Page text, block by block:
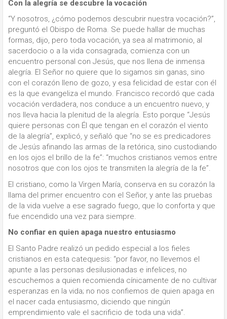
Con la alegría se descubre la vocación
“Y nosotros, ¿cómo podemos descubrir nuestra vocación?”,
preguntó el Obispo de Roma. Se puede hallar de muchas
formas, dijo, pero toda vocación, ya sea al matrimonio, al
sacerdocio o a la vida consagrada, comienza con un
encuentro personal con Jesús, que nos llena de inmensa
alegría. El Señor no quiere que lo sigamos sin ganas, sino
con el corazón lleno de gozo, y esa felicidad de estar con él
es la que evangeliza el mundo. Francisco recordó que cada
vocación verdadera, nos conduce a un encuentro nuevo, y
nos lleva hacia la plenitud de la alegría. Esto porque “Jesús
quiere personas con Él que tengan en el corazón el viento
de la alegría”, explicó, y señaló que “no se es predicadores
de Jesús afinando las armas de la retórica, sino custodiando
en los ojos el brillo de la fe”: “muchos cristianos vemos entre
nosotros que con los ojos te transmiten la alegría de la fe”.
El cristiano, como la Virgen María, conserva en su corazón la
llama del primer encuentro con el Señor, y ante las pruebas
de la vida vuelve a ese sagrado fuego, que lo conforta y que
fue encendido una vez para siempre.
No confiar en quien apaga nuestro entusiasmo
El Santo Padre realizó un pedido especial a los fieles
cristianos en esta catequesis: “por favor, no llevemos el
apunte a las personas desilusionadas e infelices, no
escuchemos a quien recomienda cínicamente de no cultivar
esperanzas en la vida; no nos confiemos de quien apaga en
el nacer cada entusiasmo, diciendo que ningún
emprendimiento vale el sacrificio de toda una vida”.